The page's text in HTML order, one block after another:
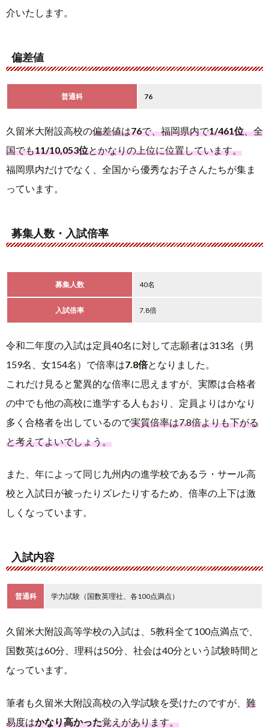
介いたします。
偏差値
普通科 76
久留米大附設高校の偏差値は76で、福岡県内で1/461位、全
国でも11/10,053位とかなりの上位に位置しています。
福岡県内だけでなく、全国から優秀なお子さんたちが集ま
っています。
募集人数・入試倍率
募集人数 40名
入試倍率 7.8倍
令和二年度の入試は定員40名に対して志願者は313名（男
159名、女154名）で倍率は7.8倍となりました。
これだけ見ると驚異的な倍率に思えますが、実際は合格者
の中でも他の高校に進学する人もおり、定員よりはかなり
多く合格者を出しているので実質倍率は7.8倍よりも下がる
と考えてよいでしょう。
また、年によって同じ九州内の進学校であるラ・サール高
校と入試日が被ったりズレたりするため、倍率の上下は激
しくなっています。
入試内容
普通科 学力試験（国数英理社、各100点満点）
久留米大附設高等学校の入試は、5教科全て100点満点で、
国数英は60分、理科は50分、社会は40分という試験時間と
なっています。
筆者も久留米大附設高校の入学試験を受けたのですが、 難
易度はかなり高かった覚えがあります。